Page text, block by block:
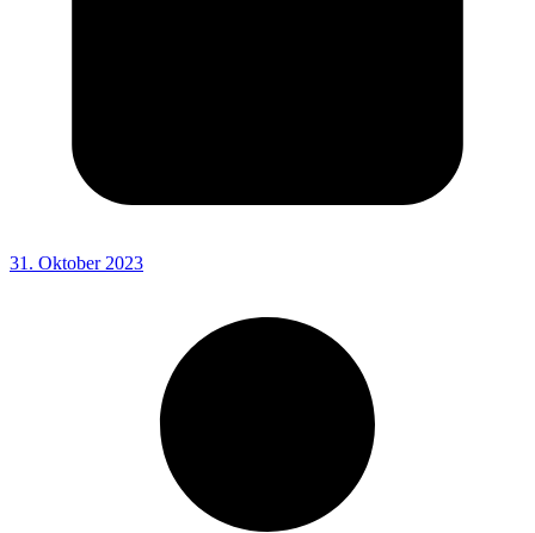
31. Oktober 2023